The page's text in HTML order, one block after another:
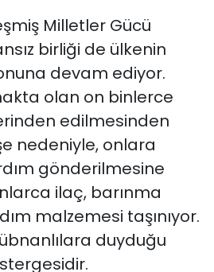
Milletler Gücü
birliği de ülkenin
devam ediyor.
olan on binlerce
edilmesinden
nedeniyle, onlara
gönderilmesine
ilaç, barınma
malzemesi taşınıyor.
duyduğu